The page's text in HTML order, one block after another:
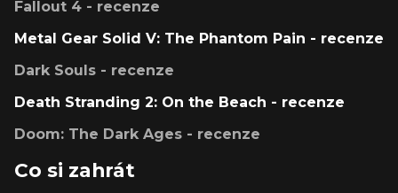
Fallout 4 - recenze
Metal Gear Solid V: The Phantom Pain - recenze
Dark Souls - recenze
Death Stranding 2: On the Beach - recenze
Doom: The Dark Ages - recenze
Co si zahrát